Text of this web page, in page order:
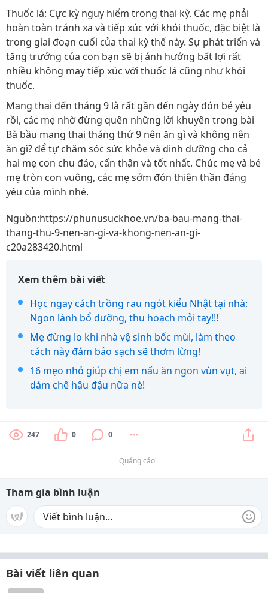
Thuốc lá: Cực kỳ nguy hiểm trong thai kỳ. Các mẹ phải
hoàn toàn tránh xa và tiếp xúc với khói thuốc, đặc biệt là
trong giai đoạn cuối của thai kỳ thế này. Sự phát triển và
tăng trưởng của con bạn sẽ bị ảnh hưởng bất lợi rất
nhiều không may tiếp xúc với thuốc lá cũng như khói
thuốc.
Mang thai đến tháng 9 là rất gần đến ngày đón bé yêu
rồi, các mẹ nhờ đừng quên những lời khuyên trong bài
Bà bầu mang thai tháng thứ 9 nên ăn gì và không nên
ăn gì? để tự chăm sóc sức khỏe và dinh dưỡng cho cả
hai mẹ con chu đáo, cẩn thận và tốt nhất. Chúc mẹ và bé
mẹ tròn con vuông, các mẹ sớm đón thiên thần đáng
yêu của mình nhé.
Nguồn:https://phunusuckhoe.vn/ba-bau-mang-thai-
thang-thu-9-nen-an-gi-va-khong-nen-an-gi-
c20a283420.html
Xem thêm bài viết
Học ngay cách trồng rau ngót kiểu Nhật tại nhà:
Ngon lành bổ dưỡng, thu hoạch mỏi tay!!!
Mẹ đừng lo khi nhà vệ sinh bốc mùi, làm theo
cách này đảm bảo sạch sẽ thơm lừng!
16 mẹo nhỏ giúp chị em nấu ăn ngon vùn vụt, ai
dám chê hậu đậu nữa nè!
247 0 0
Quảng cáo
Tham gia bình luận
Bài viết liên quan